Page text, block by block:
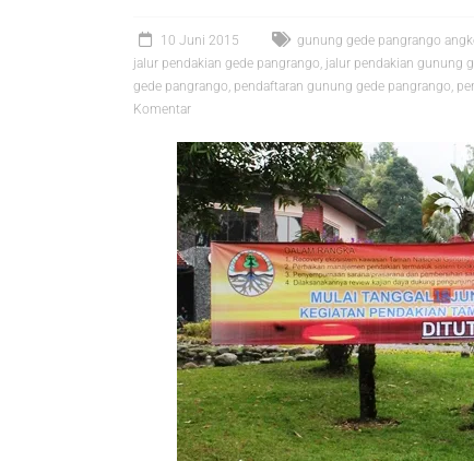
10 Juni 2015 gunung gede pangrango
jalur pendakian gede pangrango, jalur pendakian gunung
gede pangrango, pendaftaran gunung gede pangrango,
Komentar